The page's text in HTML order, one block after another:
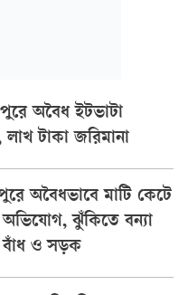
অবৈধ ইটভাটা
লাখ টাকা জরিমানা
অবৈধভাবে মাটি কেটে
অভিযোগ, ঝুঁকিতে বন্যা
বাঁধ ও সড়ক